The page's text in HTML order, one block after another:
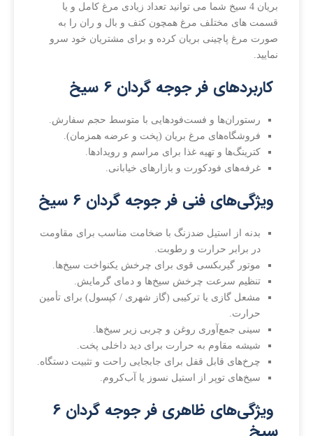
بریان 4 سیخ شما می توانید تعداد زیادی مرغ کامل و یا
قسمت های مختلف مرغ همچون کتف و بال و ران را به
صورت مرغ پاچینی بریان کرده و برای مشتریان خود سرو
نمایید.
کاربردهای فر جوجه گردان 6 سیخ
رستوران‌ها و فست‌فودهایی با متوسط حجم سفارش.
فروشگاه‌های مرغ بریان (پخت و عرضه همزمان).
کترینگ‌ها و تهیه غذا برای مراسم و رویدادها.
غرفه‌های فودکورت و بازارهای خیابانی.
ویژگی‌های فنی فر جوجه گردان 6 سیخ
بدنه از استیل ضدزنگ با ضخامت مناسب برای مقاومت
در برابر حرارت و رطوبت.
موتور گیربکسی قوی برای چرخش یکنواخت سیخ‌ها.
تنظیم سرعت چرخش سیخ‌ها و دمای گرمایش.
مشعل گازی یا ترکیبی (گاز شهری / کپسول) برای تأمین
حرارت.
سینی جمع‌آوری روغن و چربی زیر سیخ‌ها.
شیشه مقاوم به حرارت برای دید داخلی پخت.
چرخ‌های قابل قفل برای جابجایی راحت و تثبیت دستگاه.
سیخ‌های توپر از استیل نسوز یا آب‌کروم.
ویژگی‌های ظاهری فر جوجه گردان 6
سیخ